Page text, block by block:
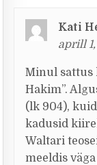
Kati
aprill
Minul sattus
Hakim”.
(lk 904),
kadusid
Waltari
meeldis